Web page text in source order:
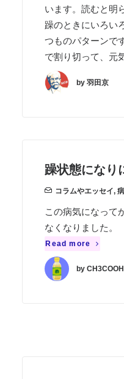
います。読むと明
躁のときにいろい
つものパターンで
で割り切って、元
by 羽田京
躁状態になり
コラムやエッセイ,
この病気になって
なくなりました。
Read more
by CH3COOH